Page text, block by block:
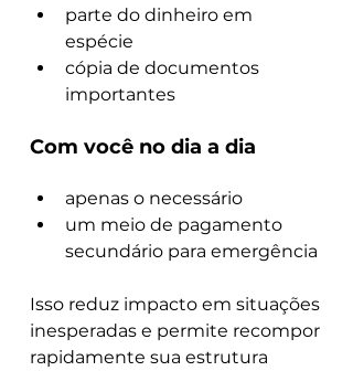
parte do dinheiro em
espécie
cópia de documentos
importantes
Com você no dia a dia
apenas o necessário
um meio de pagamento
secundário para emergência
Isso reduz impacto em situações
inesperadas e permite recompor
rapidamente sua estrutura